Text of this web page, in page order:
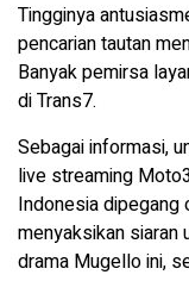
Tingginya
pencarian tautan
Banyak pemirsa
di Trans7.
Sebagai informasi,
live streaming
Indonesia
menyaksikan siaran
drama Mugello ini,